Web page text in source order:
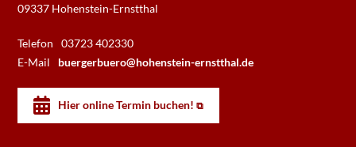
09337 Hohenstein-Ernstthal
Telefon
03723 402330
E-Mail
buergerbuero@hohenstein-ernstthal.de
Hier online Termin buchen!